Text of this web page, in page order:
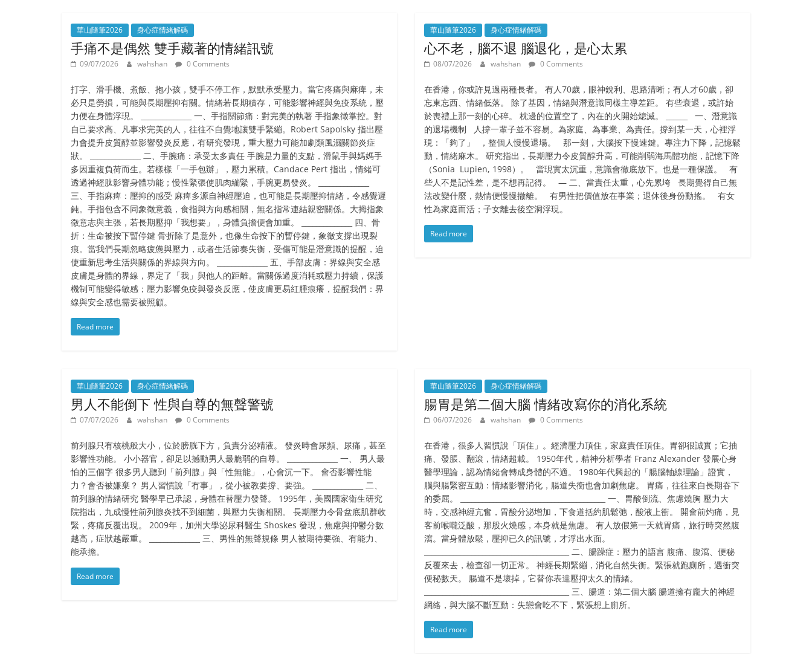
華山隨筆2026 身心症情緒解碼
手痛不是偶然 雙手藏著的情緒訊號
09/07/2026 wahshan 0 Comments
打字、滑手機、煮飯、抱小孩，雙手不停工作，默默承受壓力。當它疼痛與麻痺，未
必只是勞損，可能與長期壓抑有關。情緒若長期積存，可能影響神經與免疫系統，壓
力便在身體浮現。 ______________ 一、手指關節痛：對完美的執著 手指象徵掌控。對
自己要求高、凡事求完美的人，往往不自覺地讓雙手緊繃。Robert Sapolsky 指出壓
力會提升皮質醇並影響發炎反應，有研究發現，重大壓力可能加劇類風濕關節炎症
狀。 ______________ 二、手腕痛：承受太多責任 手腕是力量的支點，滑鼠手與媽媽手
多因重複負荷而生。若樣樣「一手包辦」，壓力累積。Candace Pert 指出，情緒可
透過神經肽影響身體功能；慢性緊張使肌肉繃緊，手腕更易發炎。 ______________
三、手指麻痺：壓抑的感受 麻痺多源自神經壓迫，也可能是長期壓抑情緒，令感覺遲
鈍。手指包含不同象徵意義，食指與方向感相關，無名指常連結親密關係。大拇指象
徵意志與主張，若長期壓抑「我想要」，身體負擔便會加重。 ______________ 四、骨
折：生命被按下暫停鍵 骨折除了是意外，也像生命按下的暫停鍵，象徵支撐出現裂
痕。當我們長期忽略疲憊與壓力，或者生活節奏失衡，受傷可能是潛意識的提醒，迫
使重新思考生活與關係的界線與方向。 ______________ 五、手部皮膚：界線與安全感
皮膚是身體的界線，界定了「我」與他人的距離。當關係過度消耗或壓力持續，保護
機制可能變得敏感；壓力影響免疫與發炎反應，使皮膚更易紅腫痕癢，提醒我們：界
線與安全感也需要被照顧。
Read more
華山隨筆2026 身心症情緒解碼
心不老，腦不退 腦退化，是心太累
08/07/2026 wahshan 0 Comments
在香港，你或許見過兩種長者。 有人70歲，眼神銳利、思路清晰；有人才60歲，卻
忘東忘西、情緒低落。 除了基因，情緒與潛意識同樣主導差距。 有些衰退，或許始
於喪禮上那一刻的心碎。 枕邊的位置空了，內在的火開始熄滅。 ______ 一、潛意識
的退場機制 人撐一輩子並不容易。為家庭、為事業、為責任。撐到某一天，心裡浮
現：「夠了」 ，整個人慢慢退場。 那一刻，大腦按下慢速鍵。專注力下降，記憶鬆
動，情緒麻木。 研究指出，長期壓力令皮質醇升高，可能削弱海馬體功能，記憶下降
（Sonia Lupien, 1998）。 當現實太沉重，意識會徹底放下。也是一種保護。 有
些人不是記性差，是不想再記得。 — 二、當責任太重，心先累垮 長期覺得自己無
法改變什麼，熱情便慢慢撤離。 有男性把價值放在事業；退休後身份動搖。 有女
性為家庭而活；子女離去後空洞浮現。
Read more
華山隨筆2026 身心症情緒解碼
男人不能倒下 性與自尊的無聲警號
07/07/2026 wahshan 0 Comments
前列腺只有核桃般大小，位於膀胱下方，負責分泌精液。 發炎時會尿頻、尿痛，甚至
影響性功能。 小小器官，卻足以撼動男人最脆弱的自尊。 ______________ 一、 男人最
怕的三個字 很多男人聽到「前列腺」與「性無能」，心會沉一下。 會否影響性能
力？會否被嫌棄？ 男人習慣說「冇事」，從小被教要撐、要強。 ______________ 二、
前列腺的情緒研究 醫學早已承認，身體在替壓力發聲。 1995年，美國國家衛生研究
院指出，九成慢性前列腺炎找不到細菌，與壓力失衡相關。 長期壓力令骨盆底肌群收
緊，疼痛反覆出現。 2009年，加州大學泌尿科醫生 Shoskes 發現，焦慮與抑鬱分數
越高，症狀越嚴重。 ______________ 三、男性的無聲規條 男人被期待要強、有能力、
能承擔。
Read more
華山隨筆2026 身心症情緒解碼
腸胃是第二個大腦 情緒改寫你的消化系統
06/07/2026 wahshan 0 Comments
在香港，很多人習慣說「頂住」。經濟壓力頂住，家庭責任頂住。胃卻很誠實；它抽
痛、發脹、翻滾，情緒超載。 1950年代，精神分析學者 Franz Alexander 發展心身
醫學理論，認為情緒會轉成身體的不適。 1980年代興起的「腸腦軸線理論」證實，
腦與腸緊密互動：情緒影響消化，腸道失衡也會加劇焦慮。 胃痛，往往來自長期吞下
的委屈。 ________________________________________ 一、胃酸倒流、焦慮燒胸 壓力大
時，交感神經亢奮，胃酸分泌增加，下食道括約肌鬆弛，酸液上衝。 開會前灼痛，見
客前喉嚨泛酸，那股火燒感，本身就是焦慮。 有人放假第一天就胃痛，旅行時突然腹
瀉。當身體放鬆，壓抑已久的訊號，才浮出水面。
________________________________________ 二、腸躁症：壓力的語言 腹痛、腹瀉、便秘
反覆來去，檢查卻一切正常。 神經長期緊繃，消化自然失衡。緊張就跑廁所，遇衝突
便秘數天。 腸道不是壞掉，它替你表達壓抑太久的情緒。
________________________________________ 三、腸道：第二個大腦 腸道擁有龐大的神經
網絡，與大腦不斷互動：失戀會吃不下，緊張想上廁所。
Read more